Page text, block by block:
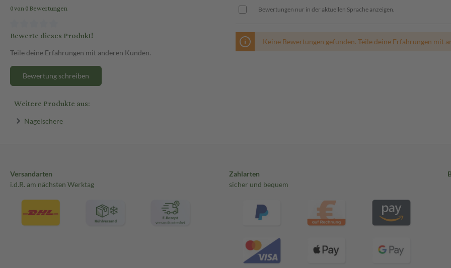
0 von 0 Bewertungen
Bewerte dieses Produkt!
Teile deine Erfahrungen mit anderen Kunden.
Bewertung schreiben
Bewertungen nur in der aktuellen Sprache anzeigen.
Keine Bewertungen gefunden. Teile deine Erfahrungen mit
Weitere Produkte aus:
Nagelschere
Versandarten
i.d.R. am nächsten Werktag
Zahlarten
sicher und bequem